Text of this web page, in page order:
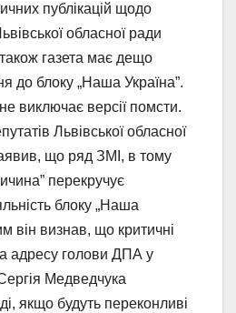
публікацій щодо
обласної ради
газета має дещо
до блоку „Наша Україна”.
виключає версії помсти.
Львівської обласної
що ряд ЗМІ, в тому
перекручує
блоку „Наша
він визнав, що критичні
на адресу голови ДПА у
Медведчука
якщо будуть переконливі